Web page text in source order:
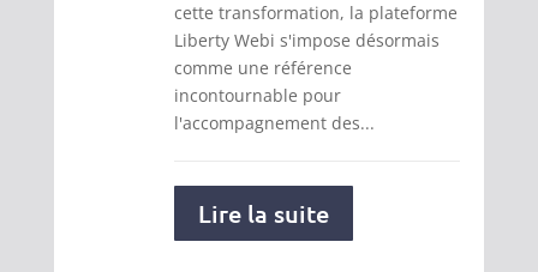
cette transformation, la plateforme
Liberty Webi s'impose désormais
comme une référence
incontournable pour
l'accompagnement des...
Lire la suite